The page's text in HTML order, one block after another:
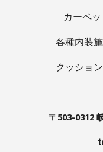
カーペ
各種内装
クッショ
〒503-0312